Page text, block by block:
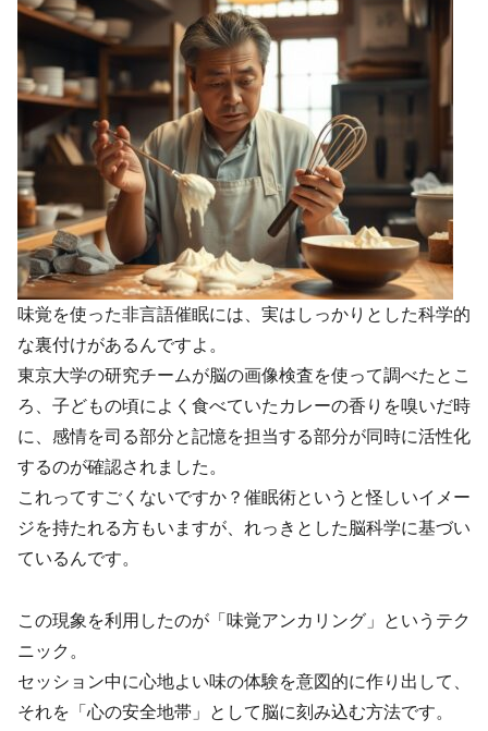
味覚を使った非言語催眠には、実はしっかりとした科学的
な裏付けがあるんですよ。
東京大学の研究チームが脳の画像検査を使って調べたとこ
ろ、子どもの頃によく食べていたカレーの香りを嗅いだ時
に、感情を司る部分と記憶を担当する部分が同時に活性化
するのが確認されました。
これってすごくないですか？催眠術というと怪しいイメー
ジを持たれる方もいますが、れっきとした脳科学に基づい
ているんです。
この現象を利用したのが「味覚アンカリング」というテク
ニック。
セッション中に心地よい味の体験を意図的に作り出して、
それを「心の安全地帯」として脳に刻み込む方法です。